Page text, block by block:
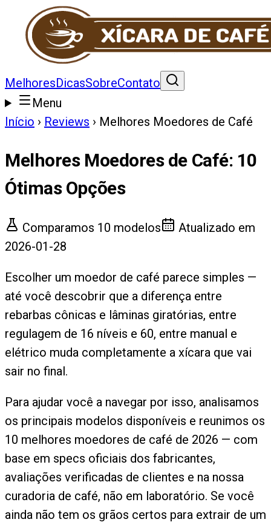
MelhoresDicasSobreContato
Menu
Início › Reviews › Melhores Moedores de Café
Melhores Moedores de Café: 10
Ótimas Opções
Comparamos 10 modelos
Atualizado em
2026-01-28
Escolher um moedor de café parece simples —
até você descobrir que a diferença entre
rebarbas cônicas e lâminas giratórias, entre
regulagem de 16 níveis e 60, entre manual e
elétrico muda completamente a xícara que vai
sair no final.
Para ajudar você a navegar por isso, analisamos
os principais modelos disponíveis e reunimos os
10 melhores moedores de café de 2026 — com
base em specs oficiais dos fabricantes,
avaliações verificadas de clientes e na nossa
curadoria de café, não em laboratório. Se você
ainda não tem os grãos certos para extrair de um